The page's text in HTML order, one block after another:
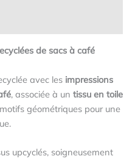
de sacs à café
avec les impressions
, associée à un tissu en toile
géométriques pour une
upcyclés, soigneusement